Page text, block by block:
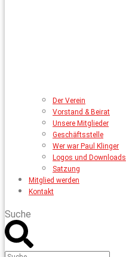
Der Verein
Vorstand & Beirat
Unsere Mitglieder
Geschäftsstelle
Wer war Paul Klinger
Logos und Downloads
Satzung
Mitglied werden
Kontakt
Suche